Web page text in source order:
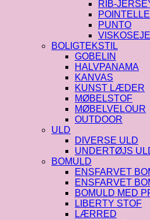
RIB-
POINTELLE
PUNTO
BOLIGTEKSTIL
GOBELIN
HALVPANAMA
KANVAS
KUNST LÆDER
MØBELSTOF
MØBELVELOUR
OUTDOOR
ULD
DIVERSE ULD
UNDERTØJS
BOMULD
ENSFARVET
ENSFARVET
BOMULD MED
LIBERTY STOF
LÆRRED